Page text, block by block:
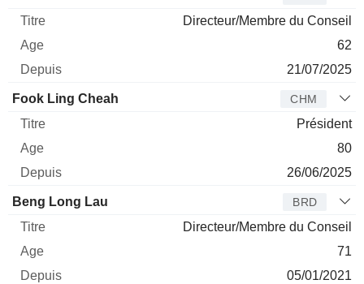
Directeur/Membre du Conseil
62
21/07/2025
Fook Ling Cheah CHM
Président
80
26/06/2025
Beng Long Lau BRD
Directeur/Membre du Conseil
71
05/01/2021